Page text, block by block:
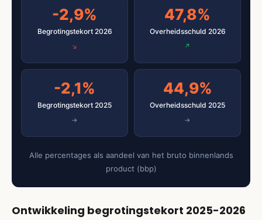
-2,9%
Begrotingstekort 2026
47,8%
Overheidsschuld 2026
-2,1%
Begrotingstekort 2025
44,9%
Overheidsschuld 2025
Alle percentages als aandeel van het bruto binnenlands
product (bbp)
Ontwikkeling begrotingstekort 2025-2026